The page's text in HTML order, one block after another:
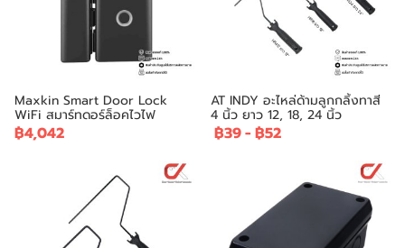
Maxkin Smart Door Lock
WiFi สมาร์ทดอร์ล็อคไวไฟ
฿4,042
AT INDY อะไหล่ด้ามลูกกลิ้งทาสี
4 นิ้ว ยาว 12, 18, 24 นิ้ว
฿39- ฿52